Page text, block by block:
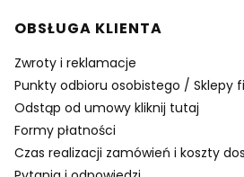
OBSŁUGA KLIENTA
Zwroty i reklamacje
Punkty odbioru osobistego / Sklepy
Odstąp od umowy kliknij tutaj
Formy płatności
Czas realizacji zamówień i koszty